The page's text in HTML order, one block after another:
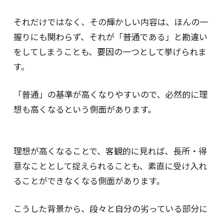
それだけではなく、その輝かしい内容は、ほんの一
握りにも関わらず、それが「普通である」と勘違い
をしてしまうことも、要因の一つとして挙げられま
す。
「普通」の基準が高くなりやすいので、必然的に理
想も高くなるという側面があります。
理想が高くなることで、客観的に見れば、長所・得
意なこととして捉えられることも、素直に受け入れ
ることができなくなる側面があります。
こうした背景から、段々と自分の劣っている部分に